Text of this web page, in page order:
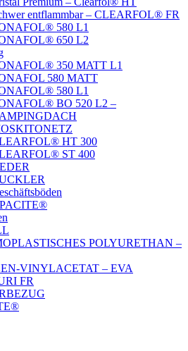
entflammbar – CLEARFOL® FR
580 L1
650 L2
350 MATT L1
580 MATT
580 L1
BO 520 L2 –
HT 300
ST 400
POLYURETHAN –
VINYLACETAT – EVA
FR